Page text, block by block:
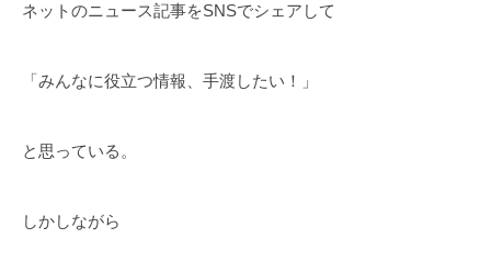
ネットのニュース記事をSNSでシェアして
「みんなに役立つ情報、手渡したい！」
と思っている。
しかしながら